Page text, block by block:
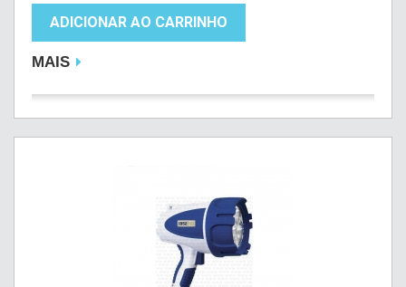
ADICIONAR AO CARRINHO
MAIS